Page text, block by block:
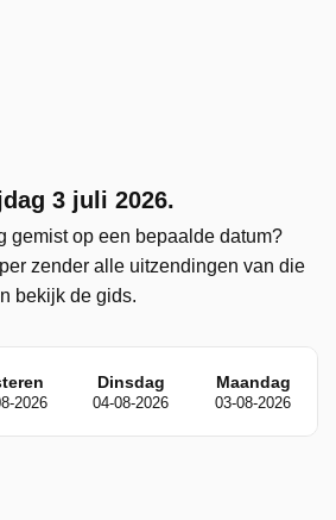
3 juli 2026.
gemist op een bepaalde datum?
zender alle uitzendingen van die
bekijk de gids.
2026
Dinsdag
04-08-2026
Maandag
03-08-2026